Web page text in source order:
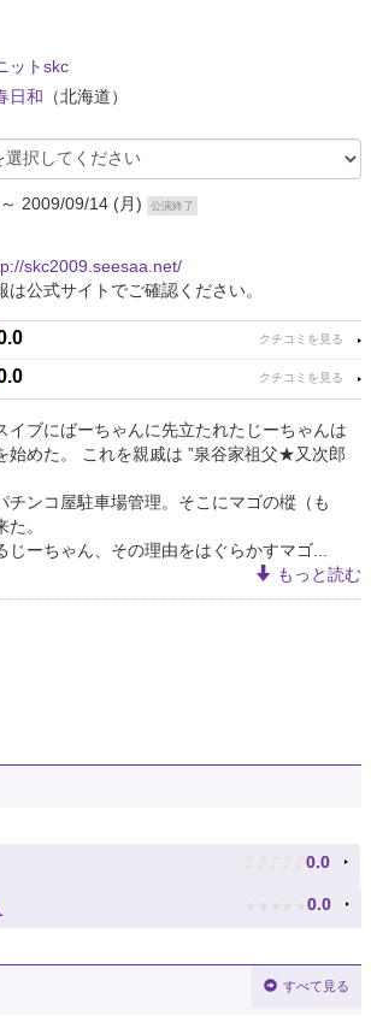
ットskc
日和 （北海道）
2009/09/14 (月) 公演終了
skc2009.seesaa.net/
公式サイトでご確認ください。
イブにばーちゃんに先立たれたじーちゃんは
始めた。 これを親戚は ”泉谷家祖父★又次郎
チンコ屋駐車場管理。そこにマゴの樅（も
。
じーちゃん、その理由をはぐらかすマゴ...
もっと読む
♪ ♪ ♪ ♪ ♪ 0.0
★ ★ ★ ★ ★ 0.0
すべて見る